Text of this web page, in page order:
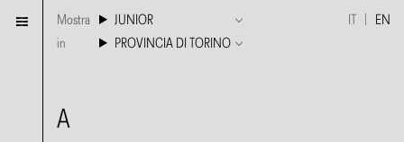
Mostra
JUNIOR
in
PROVINCIA DI TORINO
EN
A